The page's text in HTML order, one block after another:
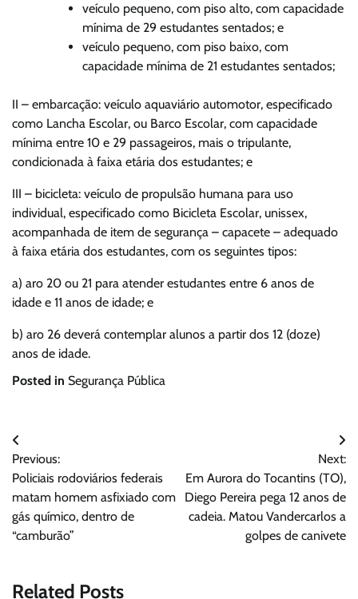
veículo pequeno, com piso alto, com capacidade
mínima de 29 estudantes sentados; e
veículo pequeno, com piso baixo, com
capacidade mínima de 21 estudantes sentados;
II – embarcação: veículo aquaviário automotor, especificado
como Lancha Escolar, ou Barco Escolar, com capacidade
mínima entre 10 e 29 passageiros, mais o tripulante,
condicionada à faixa etária dos estudantes; e
III – bicicleta: veículo de propulsão humana para uso
individual, especificado como Bicicleta Escolar, unissex,
acompanhada de item de segurança – capacete – adequado
à faixa etária dos estudantes, com os seguintes tipos:
a) aro 20 ou 21 para atender estudantes entre 6 anos de
idade e 11 anos de idade; e
b) aro 26 deverá contemplar alunos a partir dos 12 (doze)
anos de idade.
Posted in Segurança Pública
Navegação
de
Post
Previous:
Policiais rodoviários federais
matam homem asfixiado com
gás químico, dentro de
“camburão”
Next:
Em Aurora do Tocantins (TO),
Diego Pereira pega 12 anos de
cadeia. Matou Vandercarlos a
golpes de canivete
Related Posts